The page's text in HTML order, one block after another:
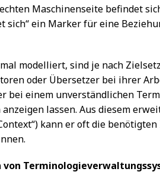
Maschinenseite befindet
sich“ ein Marker für eine
modelliert, sind je nach
oder Übersetzer bei ihrer
bei einem unverständlichen
lassen. Aus diesem
kann er oft die
von